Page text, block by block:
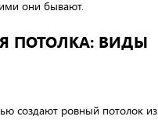
они бывают.
ПОТОЛКА: ВИДЫ
создают ровный потолок из